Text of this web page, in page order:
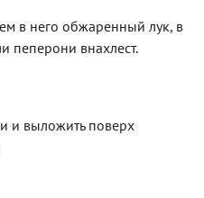
в него обжаренный лук, в
пеперони внахлест.
и выложить поверх